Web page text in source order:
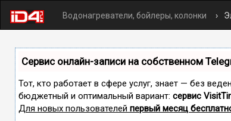
Водонагреватели, бойлеры, колонки
Сервис онлайн-записи на собственном
Тот, кто работает в сфере услуг, знает — без
бюджетный и оптимальный вариант: сервис
Для новых пользователей первый месяц